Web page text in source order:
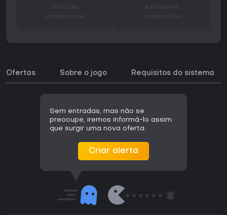
Indisponível Indisponível
Ofertas Sobre o jogo Requisitos do sistema
Sem entradas, mas não se
preocupe, iremos informá-lo assim
que surgir uma nova oferta.
Criar alerta